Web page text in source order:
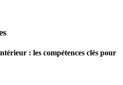
: les compétences clés pour